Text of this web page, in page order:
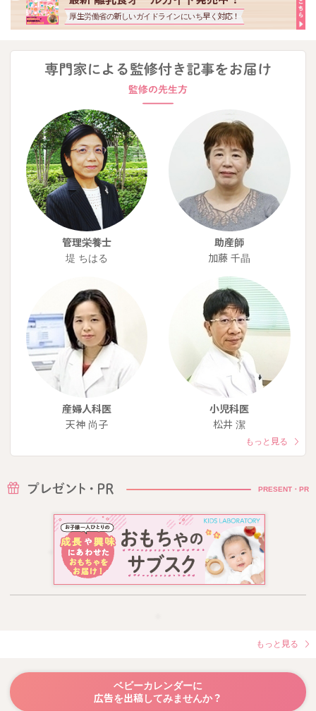
厚生労働省の新しいガイドラインにいち早く対応！
管理栄養士
堤 ちはる
助産師
加藤 千晶
産婦人科医
天神 尚子
小児科医
松井 潔
もっと見る
PRESENT・PR
もっと見る
ベビーカレンダーに
広告を出稿してみませんか？